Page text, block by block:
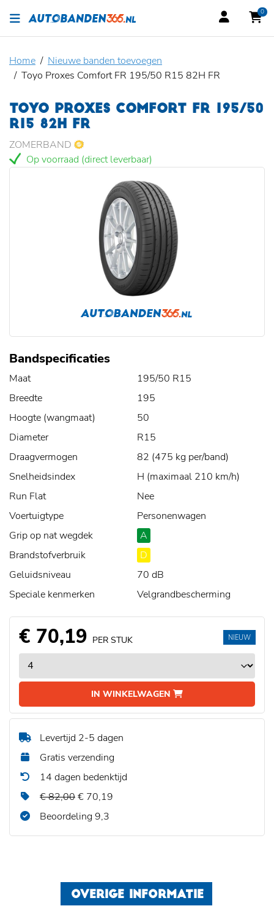
0
Home
Nieuwe banden toevoegen
Toyo Proxes Comfort FR 195/50 R15 82H FR
TOYO PROXES COMFORT FR 195/50
R15 82H FR
ZOMERBAND
Op voorraad (direct leverbaar)
Bandspecificaties
Maat
195/50 R15
Breedte
195
Hoogte (wangmaat)
50
Diameter
R15
Draagvermogen
82 (475 kg per/band)
Snelheidsindex
H (maximaal 210 km/h)
Run Flat
Nee
Voertuigtype
Personenwagen
Grip op nat wegdek
A
Brandstofverbruik
D
Geluidsniveau
70 dB
Speciale kenmerken
Velgrandbescherming
€ 70,19 PER STUK
IN WINKELWAGEN
NIEUW
Levertijd 2-5 dagen
Gratis verzending
14 dagen bedenktijd
€ 82,00€ 70,19
Beoordeling 9,3
OVERIGE INFORMATIE